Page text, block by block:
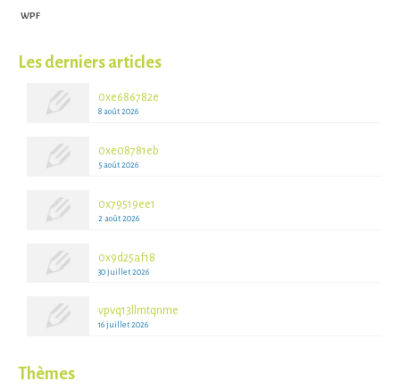
WPF
Les derniers articles
0xe686782e
8 août 2026
0xe08781eb
5 août 2026
0x79519ee1
2 août 2026
0x9d25af18
30 juillet 2026
vpvq13llmtqnme
16 juillet 2026
Thèmes